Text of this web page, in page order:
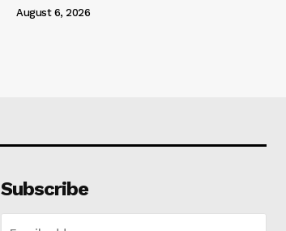
August 6, 2026
Subscribe